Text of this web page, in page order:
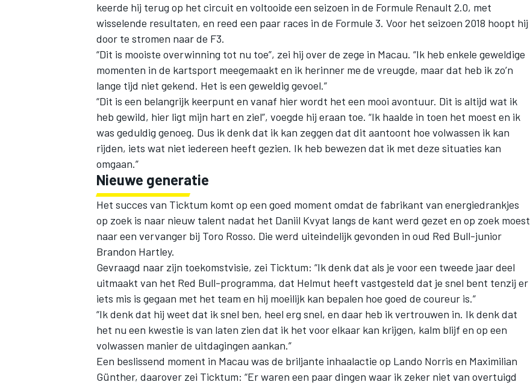
keerde hij terug op het circuit en voltooide een seizoen in de Formule Renault 2.0, met
wisselende resultaten, en reed een paar races in de Formule 3. Voor het seizoen 2018 hoopt hij
door te stromen naar de F3.
“Dit is mooiste overwinning tot nu toe”, zei hij over de zege in Macau. “Ik heb enkele geweldige
momenten in de kartsport meegemaakt en ik herinner me de vreugde, maar dat heb ik zo’n
lange tijd niet gekend. Het is een geweldig gevoel.”
“Dit is een belangrijk keerpunt en vanaf hier wordt het een mooi avontuur. Dit is altijd wat ik
heb gewild, hier ligt mijn hart en ziel”, voegde hij eraan toe. “Ik haalde in toen het moest en ik
was geduldig genoeg. Dus ik denk dat ik kan zeggen dat dit aantoont hoe volwassen ik kan
rijden, iets wat niet iedereen heeft gezien. Ik heb bewezen dat ik met deze situaties kan
omgaan.”
Nieuwe generatie
Het succes van Ticktum komt op een goed moment omdat de fabrikant van energiedrankjes
op zoek is naar nieuw talent nadat het Daniil Kvyat langs de kant werd gezet en op zoek moest
naar een vervanger bij Toro Rosso. Die werd uiteindelijk gevonden in oud Red Bull-junior
Brandon Hartley.
Gevraagd naar zijn toekomstvisie, zei Ticktum: “Ik denk dat als je voor een tweede jaar deel
uitmaakt van het Red Bull-programma, dat Helmut heeft vastgesteld dat je snel bent tenzij er
iets mis is gegaan met het team en hij moeilijk kan bepalen hoe goed de coureur is.”
“Ik denk dat hij weet dat ik snel ben, heel erg snel, en daar heb ik vertrouwen in. Ik denk dat
het nu een kwestie is van laten zien dat ik het voor elkaar kan krijgen, kalm blijf en op een
volwassen manier de uitdagingen aankan.”
Een beslissend moment in Macau was de briljante inhaalactie op Lando Norris en Maximilian
Günther, daarover zei Ticktum: “Er waren een paar dingen waar ik zeker niet van overtuigd